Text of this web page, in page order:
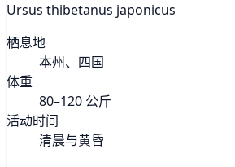
Ursus thibetanus japonicus
栖息地
本州、四国
体重
80–120 公斤
活动时间
清晨与黄昏